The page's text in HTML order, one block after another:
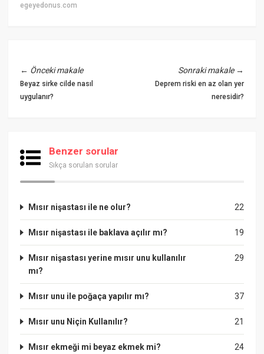
egeyedonus.com
← Önceki makale
Beyaz sirke cilde nasıl
uygulanır?
Sonraki makale→
Deprem riski en az olan yer
neresidir?
Benzer sorular
Sıkça sorulan sorular
22
Mısır nişastası ile ne olur?
19
Mısır nişastası ile baklava açılır mı?
29
Mısır nişastası yerine mısır unu kullanılır
mı?
37
Mısır unu ile poğaça yapılır mı?
21
Mısır unu Niçin Kullanılır?
24
Mısır ekmeği mi beyaz ekmek mi?